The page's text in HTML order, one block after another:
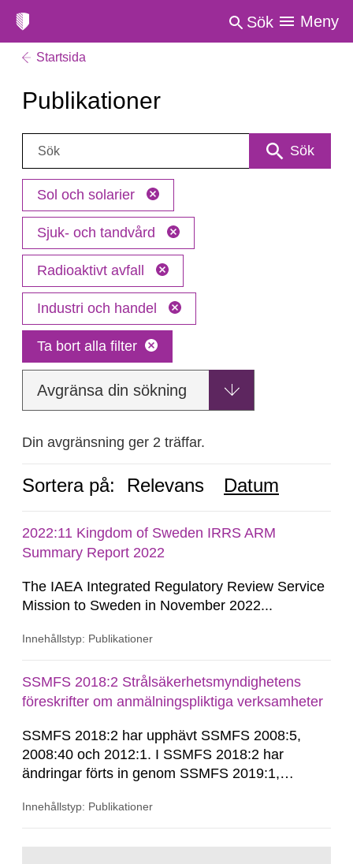
Sök Meny
Startsida
Publikationer
Sök: Sök
Sol och solarier
Sjuk- och tandvård
Radioaktivt avfall
Industri och handel
Ta bort alla filter
Avgränsa din sökning
Din avgränsning ger 2 träffar.
Sortera på: Relevans Datum
2022:11 Kingdom of Sweden IRRS ARM
Summary Report 2022
The IAEA Integrated Regulatory Review Service
Mission to Sweden in November 2022...
Innehållstyp: Publikationer
SSMFS 2018:2 Strålsäkerhetsmyndighetens
föreskrifter om anmälningspliktiga verksamheter
SSMFS 2018:2 har upphävt SSMFS 2008:5,
2008:40 och 2012:1. I SSMFS 2018:2 har
ändringar förts in genom SSMFS 2019:1,
Innehållstyp: Publikationer